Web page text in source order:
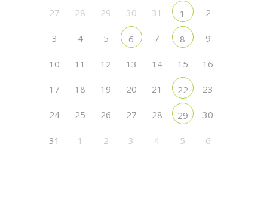
27 28 29 30 31 1 2
3 4 5 6 7 8 9
10 11 12 13 14 15 16
17 18 19 20 21 22 23
24 25 26 27 28 29 30
31 1 2 3 4 5 6